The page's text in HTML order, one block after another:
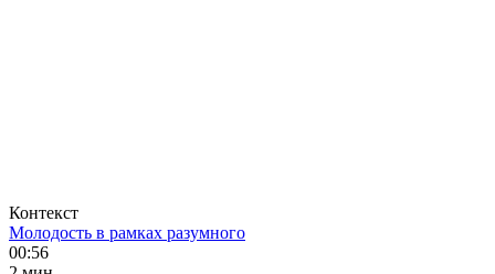
Контекст
Молодость в рамках разумного
00:56